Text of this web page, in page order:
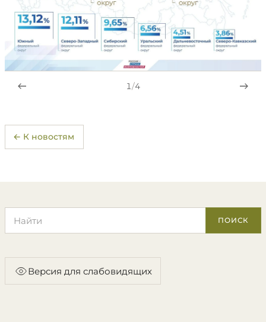
1/4
← К новостям
ПОИСК
Версия для слабовидящих